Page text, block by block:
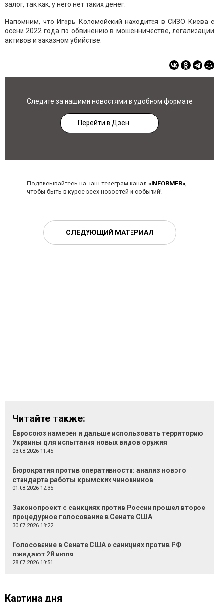
залог, так как, у него нет таких денег.
Напомним, что Игорь Коломойский находится в СИЗО Киева с
осени 2022 года по обвинению в мошенничестве, легализации
активов и заказном убийстве.
Следите за нашими новостями в удобном формате
Перейти в Дзен
Подписывайтесь на наш телеграм-канал «INFORMER»,
чтобы быть в курсе всех новостей и событий!
СЛЕДУЮЩИЙ МАТЕРИАЛ
Читайте также:
Евросоюз намерен и дальше использовать территорию
Украины для испытания новых видов оружия
03.08.2026 11:45
Бюрократия против оперативности: анализ нового
стандарта работы крымских чиновников
01.08.2026 12:35
Законопроект о санкциях против России прошел второе
процедурное голосование в Сенате США
30.07.2026 18:22
Голосование в Сенате США о санкциях против РФ
ожидают 28 июля
28.07.2026 10:51
Картина дня